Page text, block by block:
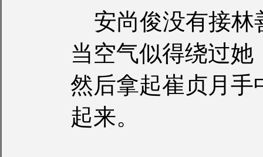
安尚俊没有接林
当空气似得绕过
然后拿起崔贞月手
起来。